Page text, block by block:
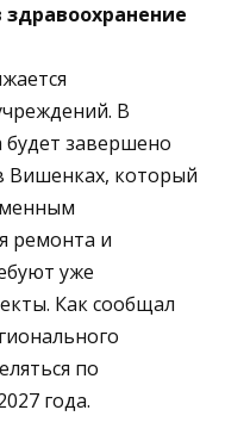
В
будет завершено
Вишенках, который
ремонта и
уже
Как сообщал
по
года.